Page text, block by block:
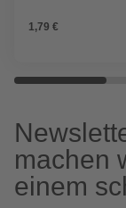
1,79 €
machen
einem